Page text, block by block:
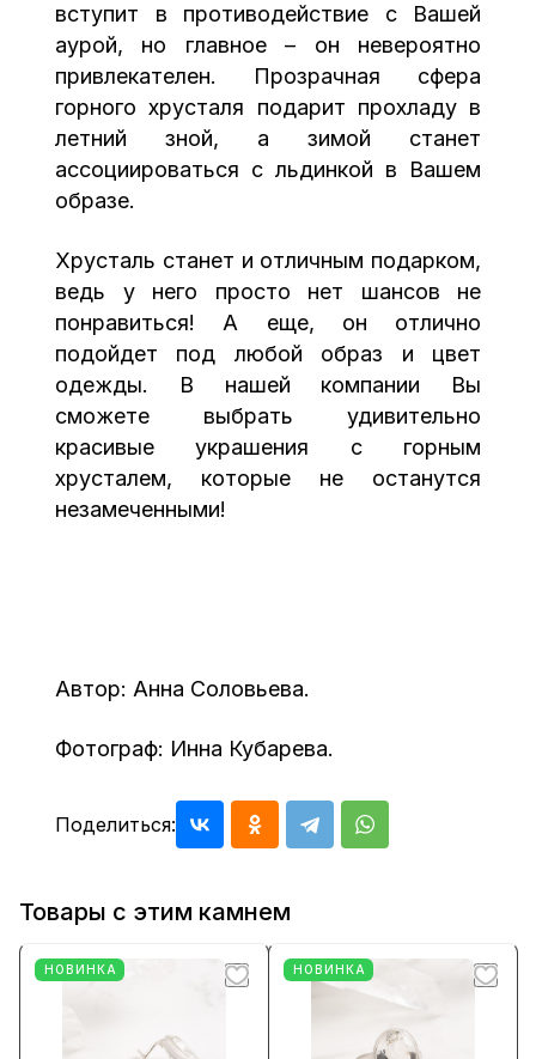
вступит в противодействие с Вашей
аурой, но главное – он невероятно
привлекателен. Прозрачная сфера
горного хрусталя подарит прохладу в
летний зной, а зимой станет
ассоциироваться с льдинкой в Вашем
образе.
Хрусталь станет и отличным подарком,
ведь у него просто нет шансов не
понравиться! А еще, он отлично
подойдет под любой образ и цвет
одежды. В нашей компании Вы
сможете выбрать удивительно
красивые украшения с горным
хрусталем, которые не останутся
незамеченными!
Автор: Анна Соловьева.
Фотограф: Инна Кубарева.
Поделиться:
Товары с этим камнем
НОВИНКА НОВИНКА